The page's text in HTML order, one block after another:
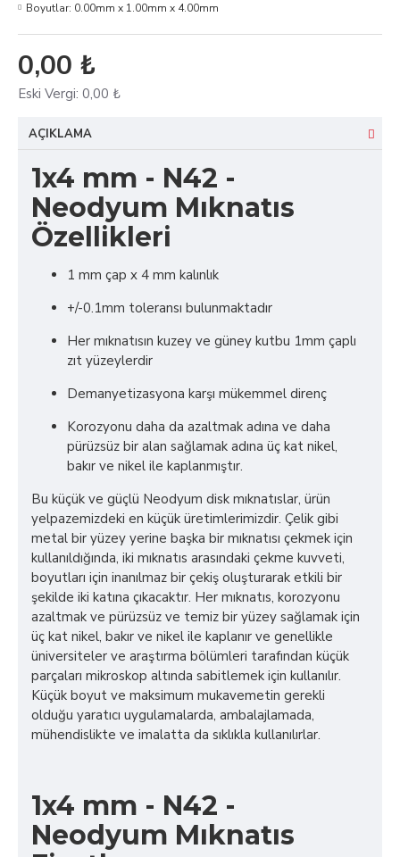
0,00 ₺
Eski Vergi: 0,00 ₺
Boyutlar: 0.00mm x 1.00mm x 4.00mm
AÇIKLAMA
1x4 mm - N42 -
Neodyum Mıknatıs
Özellikleri
1 mm çap x 4 mm kalınlık
+/-0.1mm toleransı bulunmaktadır
Her mıknatısın kuzey ve güney kutbu 1mm çaplı
zıt yüzeylerdir
Demanyetizasyona karşı mükemmel direnç
Korozyonu daha da azaltmak adına ve daha
pürüzsüz bir alan sağlamak adına üç kat nikel,
bakır ve nikel ile kaplanmıştır.
Bu küçük ve güçlü Neodyum disk mıknatıslar, ürün
yelpazemizdeki en küçük üretimlerimizdir. Çelik gibi
metal bir yüzey yerine başka bir mıknatısı çekmek için
kullanıldığında, iki mıknatıs arasındaki çekme kuvveti,
boyutları için inanılmaz bir çekiş oluşturarak etkili bir
şekilde iki katına çıkacaktır. Her mıknatıs, korozyonu
azaltmak ve pürüzsüz ve temiz bir yüzey sağlamak için
üç kat nikel, bakır ve nikel ile kaplanır ve genellikle
üniversiteler ve araştırma bölümleri tarafından küçük
parçaları mikroskop altında sabitlemek için kullanılır.
Küçük boyut ve maksimum mukavemetin gerekli
olduğu yaratıcı uygulamalarda, ambalajlamada,
mühendislikte ve imalatta da sıklıkla kullanılırlar.
1x4 mm - N42 -
Neodyum Mıknatıs